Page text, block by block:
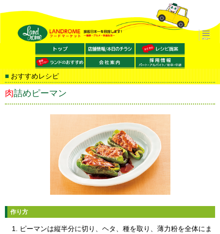
おすすめレシピ
肉詰めピーマン
作り方
ピーマンは縦半分に切り、ヘタ、種を取り、薄力粉を全体にま